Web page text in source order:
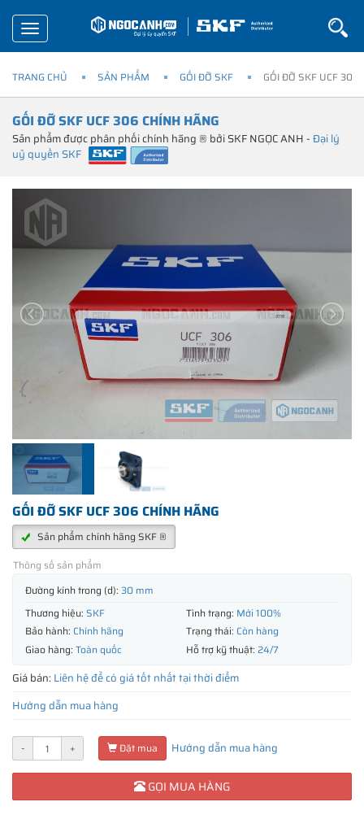
Toggle
navigation
TRANG CHỦ SẢN PHẨM GỐI ĐỠ SKF GỐI ĐỠ SKF UCF 306
GỐI ĐỠ SKF UCF 306 CHÍNH HÃNG
Sản phẩm được phân phối chính hãng ® bởi SKF NGỌC ANH -Đại lý
uỷ quyền SKF
GỐI ĐỠ SKF UCF 306 CHÍNH HÃNG
Sản phẩm chính hãng SKF ®
Thông số sản phẩm
Đường kính trong (d): 30 mm
Thương hiệu: SKF Tình trạng: Mới 100%
Bảo hành: Chính hãng Trạng thái: Còn hàng
Giao hàng: Toàn quốc Hỗ trợ kỹ thuật: 24/7
Giá bán: Liên hệ để có giá tốt nhất tại thời điểm
Hướng dẫn mua hàng
- + Đặt mua Hướng dẫn mua hàng
GỌI MUA HÀNG